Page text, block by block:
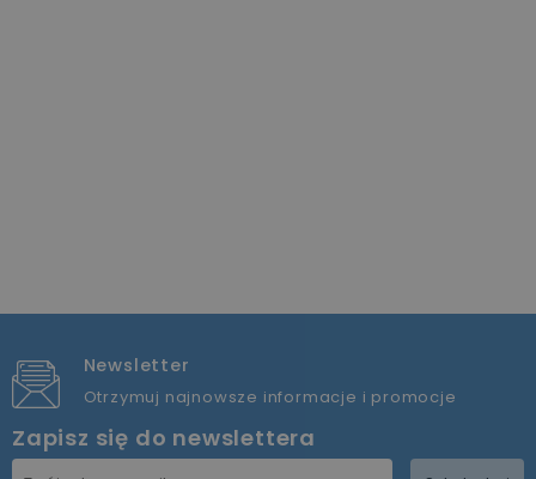
Newsletter
Otrzymuj najnowsze informacje i promocje
Zapisz się do newslettera